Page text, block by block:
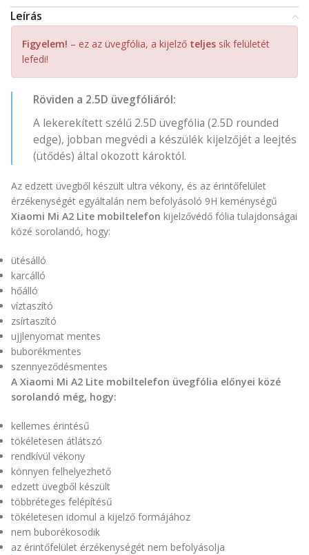
Leírás
Figyelem! – ez az üvegfólia, a kijelző teljes sík felületét
lefedi!
Röviden a 2.5D üvegfóliáról:
A lekerekített szélű 2.5D üvegfólia (2.5D rounded
edge), jobban megvédi a készülék kijelzőjét a leejtés
(ütődés) által okozott károktól.
Az edzett üvegből készült ultra vékony, és az érintőfelület
érzékenységét egyáltalán nem befolyásoló 9H keménységű
Xiaomi Mi A2 Lite mobiltelefon kijelzővédő fólia tulajdonságai
közé sorolandó, hogy:
ütésálló
karcálló
hőálló
víztaszító
zsírtaszító
ujjlenyomat mentes
buborékmentes
szennyeződésmentes
A Xiaomi Mi A2 Lite mobiltelefon üvegfólia előnyei közé
sorolandó még, hogy:
kellemes érintésű
tökéletesen átlátszó
rendkívül vékony
könnyen felhelyezhető
edzett üvegből készült
többréteges felépítésű
tökéletesen idomul a kijelző formájához
nem buborékosodik
az érintőfelület érzékenységét nem befolyásolja